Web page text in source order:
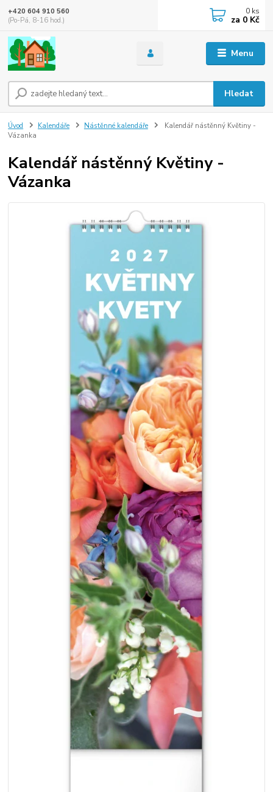
Menu
Hledat
+420 604 910 560
(Po-Pá, 8-16 hod.)
0 ks
za 0 Kč
Úvod Kalendáře Nástěnné kalendáře
Kalendář nástěnný Květiny -
Vázanka
Kalendář nástěnný Květiny -
Vázanka